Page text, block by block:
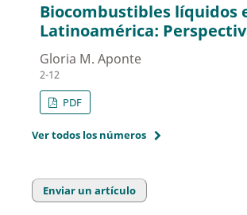
Biocombustibles líquidos
Latinoamérica:
Gloria M. Aponte
2-12
PDF
Ver todos los números
Enviar un artículo